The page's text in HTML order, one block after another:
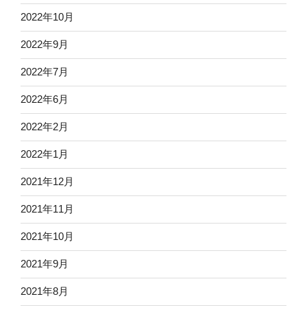
2022年10月
2022年9月
2022年7月
2022年6月
2022年2月
2022年1月
2021年12月
2021年11月
2021年10月
2021年9月
2021年8月